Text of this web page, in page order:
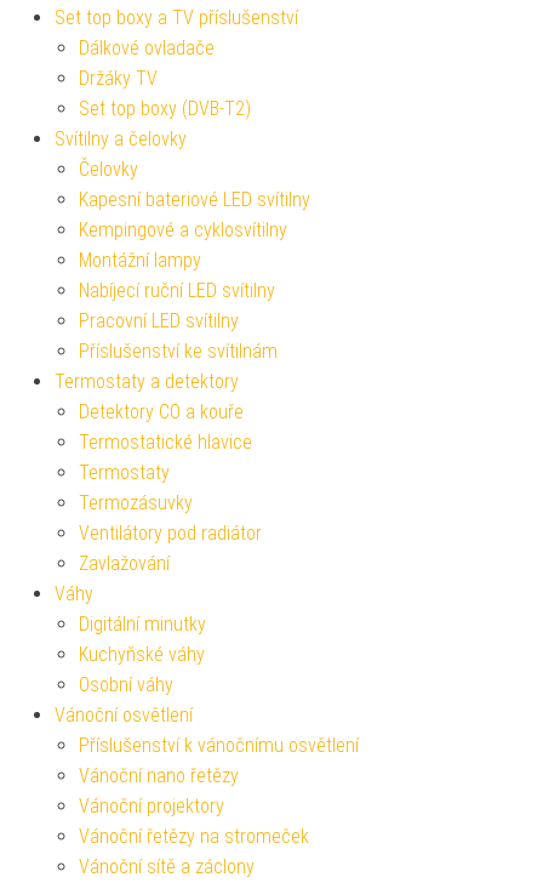
Set top boxy a TV příslušenství
Dálkové ovladače
Držáky TV
Set top boxy (DVB-T2)
Svítilny a čelovky
Čelovky
Kapesní bateriové LED svítilny
Kempingové a cyklosvítilny
Montážní lampy
Nabíjecí ruční LED svítilny
Pracovní LED svítilny
Příslušenství ke svítilnám
Termostaty a detektory
Detektory CO a kouře
Termostatické hlavice
Termostaty
Termozásuvky
Ventilátory pod radiátor
Zavlažování
Váhy
Digitální minutky
Kuchyňské váhy
Osobní váhy
Vánoční osvětlení
Příslušenství k vánočnímu osvětlení
Vánoční nano řetězy
Vánoční projektory
Vánoční řetězy na stromeček
Vánoční sítě a záclony